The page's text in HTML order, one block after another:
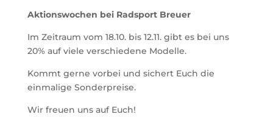
Aktionswochen bei Radsport Breuer
Im Zeitraum vom 18.10. bis 12.11. gibt es bei uns
20% auf viele verschiedene Modelle.
Kommt gerne vorbei und sichert Euch die
einmalige Sonderpreise.
Wir freuen uns auf Euch!